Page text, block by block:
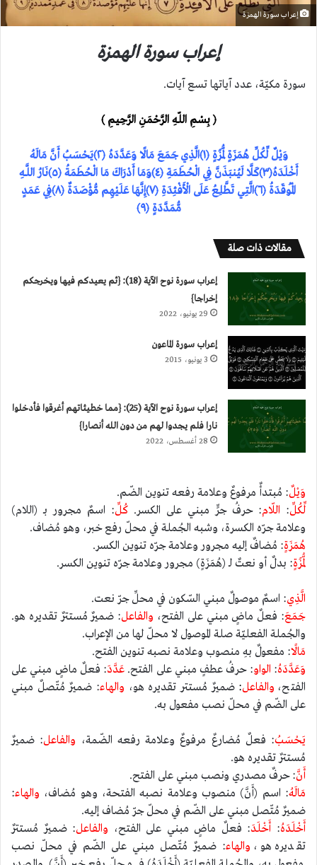
إعراب سورة الهمزة
إعراب سورة الهمزة
سورة مكيّة، عدد آياتها تسع آيات.
﴿ بِسْمِ اللّهِ الرَّحْمَنِ الرَّحِيمِ ﴾
وَيْلٌ لِّكُلِّ هُمَزَةٍ لُّمَزَةٍ ﴿١﴾الَّذِي جَمَعَ مَالًا وَعَدَّدَهُ ﴿٢﴾يَحْسَبُ أَنَّ مَالَهُ
أَخْلَدَهُ﴿٣﴾كَلَّا لَيُنبَذَنَّ فِي الْحُطَمَةِ ﴿٤﴾وَمَا أَدْرَاكَ مَا الْحُطَمَةُ ﴿٥﴾نَارُ اللَّـهِ
الْمُوقَدَةُ ﴿٦﴾الَّتِي تَطَّلِعُ عَلَى الْأَفْئِدَةِ ﴿٧﴾إِنَّهَا عَلَيْهِم مُّؤْصَدَةٌ ﴿٨﴾فِي عَمَدٍ
مُّمَدَّدَةٍ ﴿٩﴾
مقالات ذات صلة
إعراب سورة نوح الآية (18): {ثم يعيدكم فيها ويخرجكم
إخراجا}
29 يونيو، 2022
إعراب سورة الماعون
3 يونيو، 2015
إعراب سورة نوح الآية (25): {مما خطيئاتهم أغرقوا فأدخلوا
نارا فلم يجدوا لهم من دون الله أنصارا}
28 أغسطس، 2022
وَيْلٌ: مُبتدأٌ مرفوعٌ وعلامة رفعه تنوين الضّم.
لِّكُلِّ: اللّام: حرفُ جرٍّ مبني على الكسر. كُلِّ: اسمٌ مجرور بـ (اللام)
وعلامة جرّه الكسرة، وشبه الجُملة في محلّ رفع خبر، وهو مُضاف.
هُمَزَةٍ: مُضافٌ إليه مجرور وعلامة جرّه تنوين الكسر.
لُّمَزَةٍ: بدلٌ أو نعتٌ لـ (هُمَزَةٍ) مجرور وعلامة جرّه تنوين الكسر.
الَّذِي: اسمٌ موصولٌ مبني السّكون في محلِّ جرّ نعت.
جَمَعَ: فعلٌ ماضٍ مبني على الفتح، والفاعل: ضميرٌ مُستترٌ تقديره هو.
والجُملة الفعليّة صلة الموصول لا محلّ لها من الإعراب.
مَالًا: مفعولٌ بهِ منصوب وعلامة نصبه تنوين الفتح.
وَعَدَّدَهُ: الواو: حرفُ عطفٍ مبني على الفتح. عَدَّدَ: فعلٌ ماضٍ مبني على
الفتح، والفاعل: ضميرٌ مُستتر تقديره هو، والهاء: ضميرٌ مُتّصلٌ مبني
على الضّم في محلّ نصب مفعول به.
يَحْسَبُ: فعلٌ مُضارعٌ مرفوعٌ وعلامة رفعه الضّمة، والفاعل: ضميرٌ
مُستترٌ تقديره هو.
أَنَّ: حرفٌ مصدري ونصب مبني على الفتح.
مَالَهُ: اسم (أَنَّ) منصوب وعلامة نصبه الفتحة، وهو مُضاف، والهاء:
ضميرٌ مُتّصل مبني على الضّم في محلّ جرّ مُضاف إليه.
أَخْلَدَهُ: أَخْلَدَ: فعلٌ ماضٍ مبني على الفتح، والفاعل: ضميرٌ مُستترٌ
تقديره هو، والهاء: ضميرٌ مُتّصل مبني على الضّم في محلّ نصب